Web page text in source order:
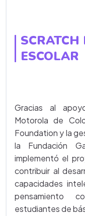
SCRATCH
ESCOLAR
Gracias al
Motorola de
Foundation y la
la Fundación
implementó el
contribuir al
capacidades
pensamiento
estudiantes de